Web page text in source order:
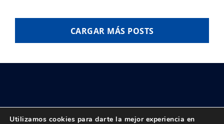
CARGAR MÁS POSTS
Utilizamos cookies para darte la mejor experiencia en